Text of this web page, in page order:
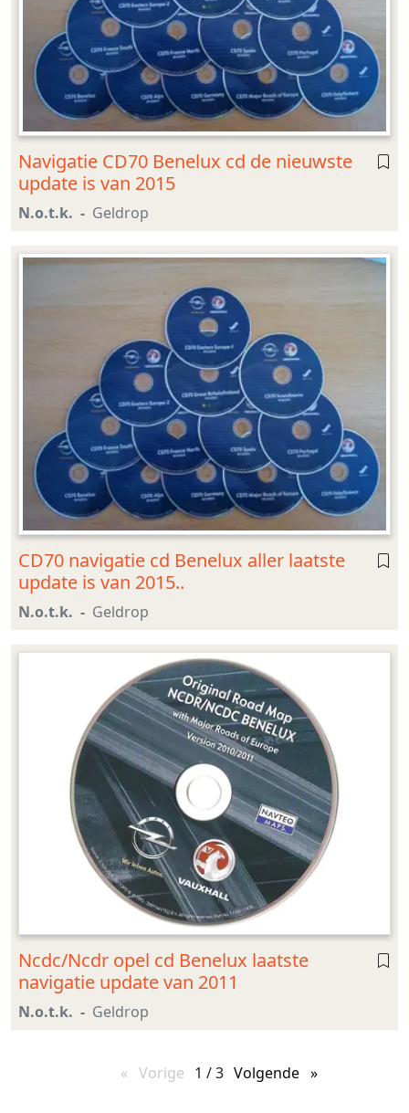
Navigatie CD70 Benelux cd de nieuwste
update is van 2015
N.o.t.k. Geldrop
CD70 navigatie cd Benelux aller laatste
update is van 2015..
N.o.t.k. Geldrop
Ncdc/Ncdr opel cd Benelux laatste
navigatie update van 2011
N.o.t.k. Geldrop
Vorige pagina
1 / 3 Volgende pagina